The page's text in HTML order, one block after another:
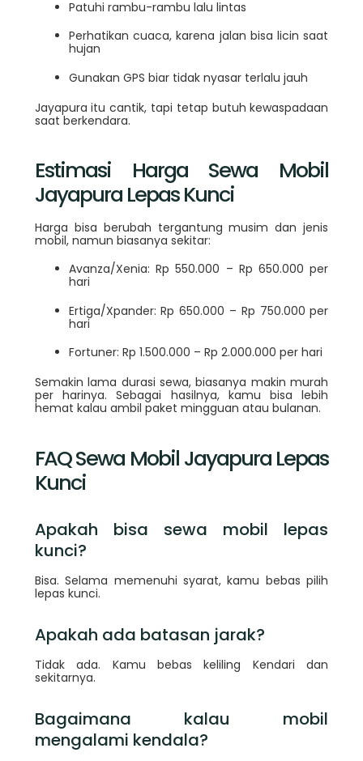
Patuhi rambu-rambu lalu lintas
Perhatikan cuaca, karena jalan bisa licin saat
hujan
Gunakan GPS biar tidak nyasar terlalu jauh
Jayapura itu cantik, tapi tetap butuh kewaspadaan
saat berkendara.
Estimasi Harga Sewa Mobil
Jayapura Lepas Kunci
Harga bisa berubah tergantung musim dan jenis
mobil, namun biasanya sekitar:
Avanza/Xenia: Rp 550.000 – Rp 650.000 per
hari
Ertiga/Xpander: Rp 650.000 – Rp 750.000 per
hari
Fortuner: Rp 1.500.000 – Rp 2.000.000 per hari
Semakin lama durasi sewa, biasanya makin murah
per harinya. Sebagai hasilnya, kamu bisa lebih
hemat kalau ambil paket mingguan atau bulanan.
FAQ Sewa Mobil Jayapura Lepas
Kunci
Apakah bisa sewa mobil lepas
kunci?
Bisa. Selama memenuhi syarat, kamu bebas pilih
lepas kunci.
Apakah ada batasan jarak?
Tidak ada. Kamu bebas keliling Kendari dan
sekitarnya.
Bagaimana kalau mobil
mengalami kendala?